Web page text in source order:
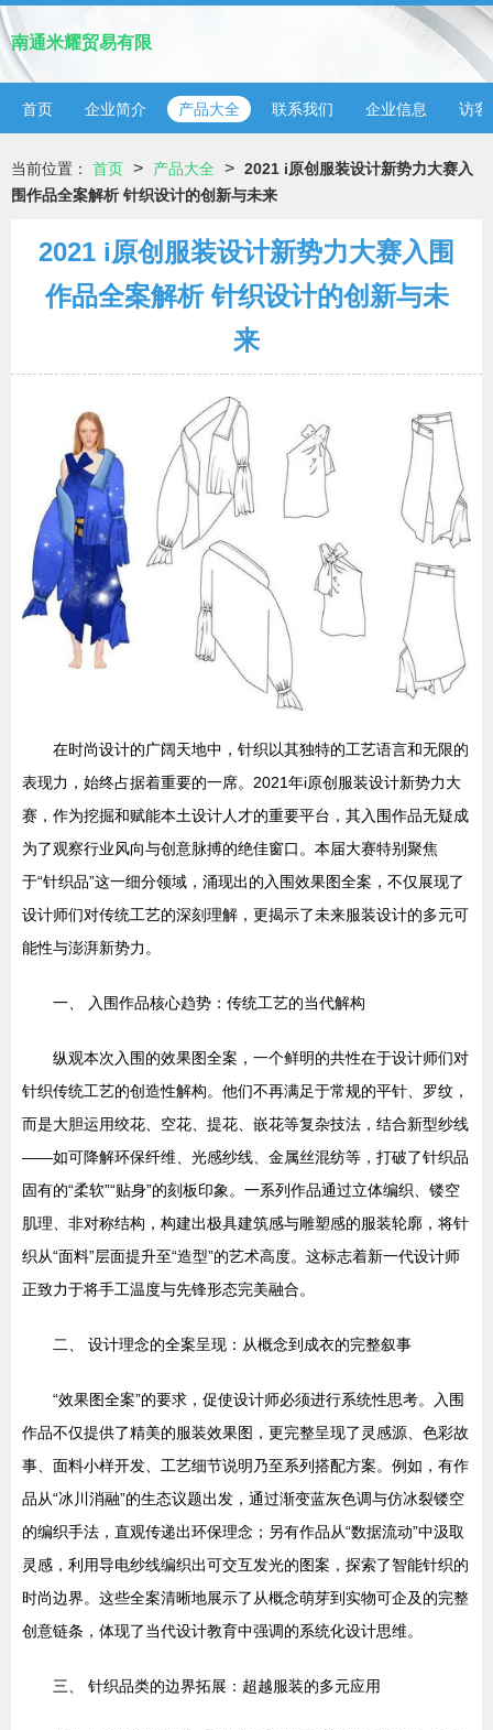
南通米耀贸易有限
首页 企业简介 产品大全 联系我们 企业信息 访客
当前位置： 首页 > 产品大全 > 2021 i原创服装设计新势力大赛入
围作品全案解析 针织设计的创新与未来
2021 i原创服装设计新势力大赛入围
作品全案解析 针织设计的创新与未
来
在时尚设计的广阔天地中，针织以其独特的工艺语言和无限的
表现力，始终占据着重要的一席。2021年i原创服装设计新势力大
赛，作为挖掘和赋能本土设计人才的重要平台，其入围作品无疑成
为了观察行业风向与创意脉搏的绝佳窗口。本届大赛特别聚焦
于“针织品”这一细分领域，涌现出的入围效果图全案，不仅展现了
设计师们对传统工艺的深刻理解，更揭示了未来服装设计的多元可
能性与澎湃新势力。
一、 入围作品核心趋势：传统工艺的当代解构
纵观本次入围的效果图全案，一个鲜明的共性在于设计师们对
针织传统工艺的创造性解构。他们不再满足于常规的平针、罗纹，
而是大胆运用绞花、空花、提花、嵌花等复杂技法，结合新型纱线
——如可降解环保纤维、光感纱线、金属丝混纺等，打破了针织品
固有的“柔软”“贴身”的刻板印象。一系列作品通过立体编织、镂空
肌理、非对称结构，构建出极具建筑感与雕塑感的服装轮廓，将针
织从“面料”层面提升至“造型”的艺术高度。这标志着新一代设计师
正致力于将手工温度与先锋形态完美融合。
二、 设计理念的全案呈现：从概念到成衣的完整叙事
“效果图全案”的要求，促使设计师必须进行系统性思考。入围
作品不仅提供了精美的服装效果图，更完整呈现了灵感源、色彩故
事、面料小样开发、工艺细节说明乃至系列搭配方案。例如，有作
品从“冰川消融”的生态议题出发，通过渐变蓝灰色调与仿冰裂镂空
的编织手法，直观传递出环保理念；另有作品从“数据流动”中汲取
灵感，利用导电纱线编织出可交互发光的图案，探索了智能针织的
时尚边界。这些全案清晰地展示了从概念萌芽到实物可企及的完整
创意链条，体现了当代设计教育中强调的系统化设计思维。
三、 针织品类的边界拓展：超越服装的多元应用